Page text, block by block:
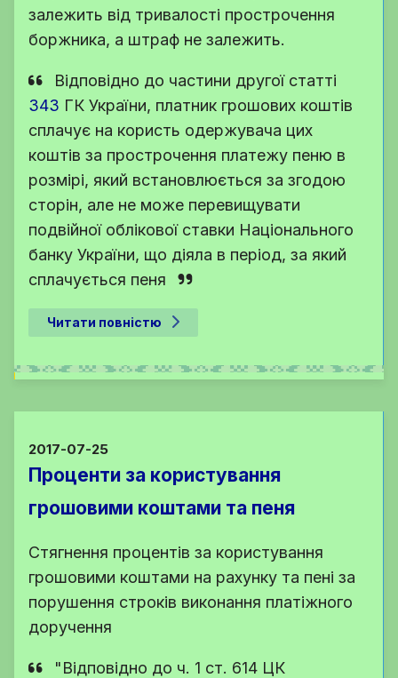
залежить від тривалості прострочення
боржника, а штраф не залежить.
Відповідно до частини другої статті
343 ГК України, платник грошових коштів
сплачує на користь одержувача цих
коштів за прострочення платежу пеню в
розмірі, який встановлюється за згодою
сторін, але не може перевищувати
подвійної облікової ставки Національного
банку України, що діяла в період, за який
сплачується пеня
Читати повністю
2017-07-25
Проценти за користування
грошовими коштами та пеня
Стягнення процентів за користування
грошовими коштами на рахунку та пені за
порушення строків виконання платіжного
доручення
"Відповідно до ч. 1 ст. 614 ЦК